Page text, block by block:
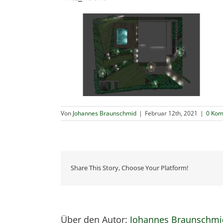
Von Johannes Braunschmid | Februar 12th, 2021 | 0
Share This Story, Choose Your Platform!
Über den Autor: Johannes